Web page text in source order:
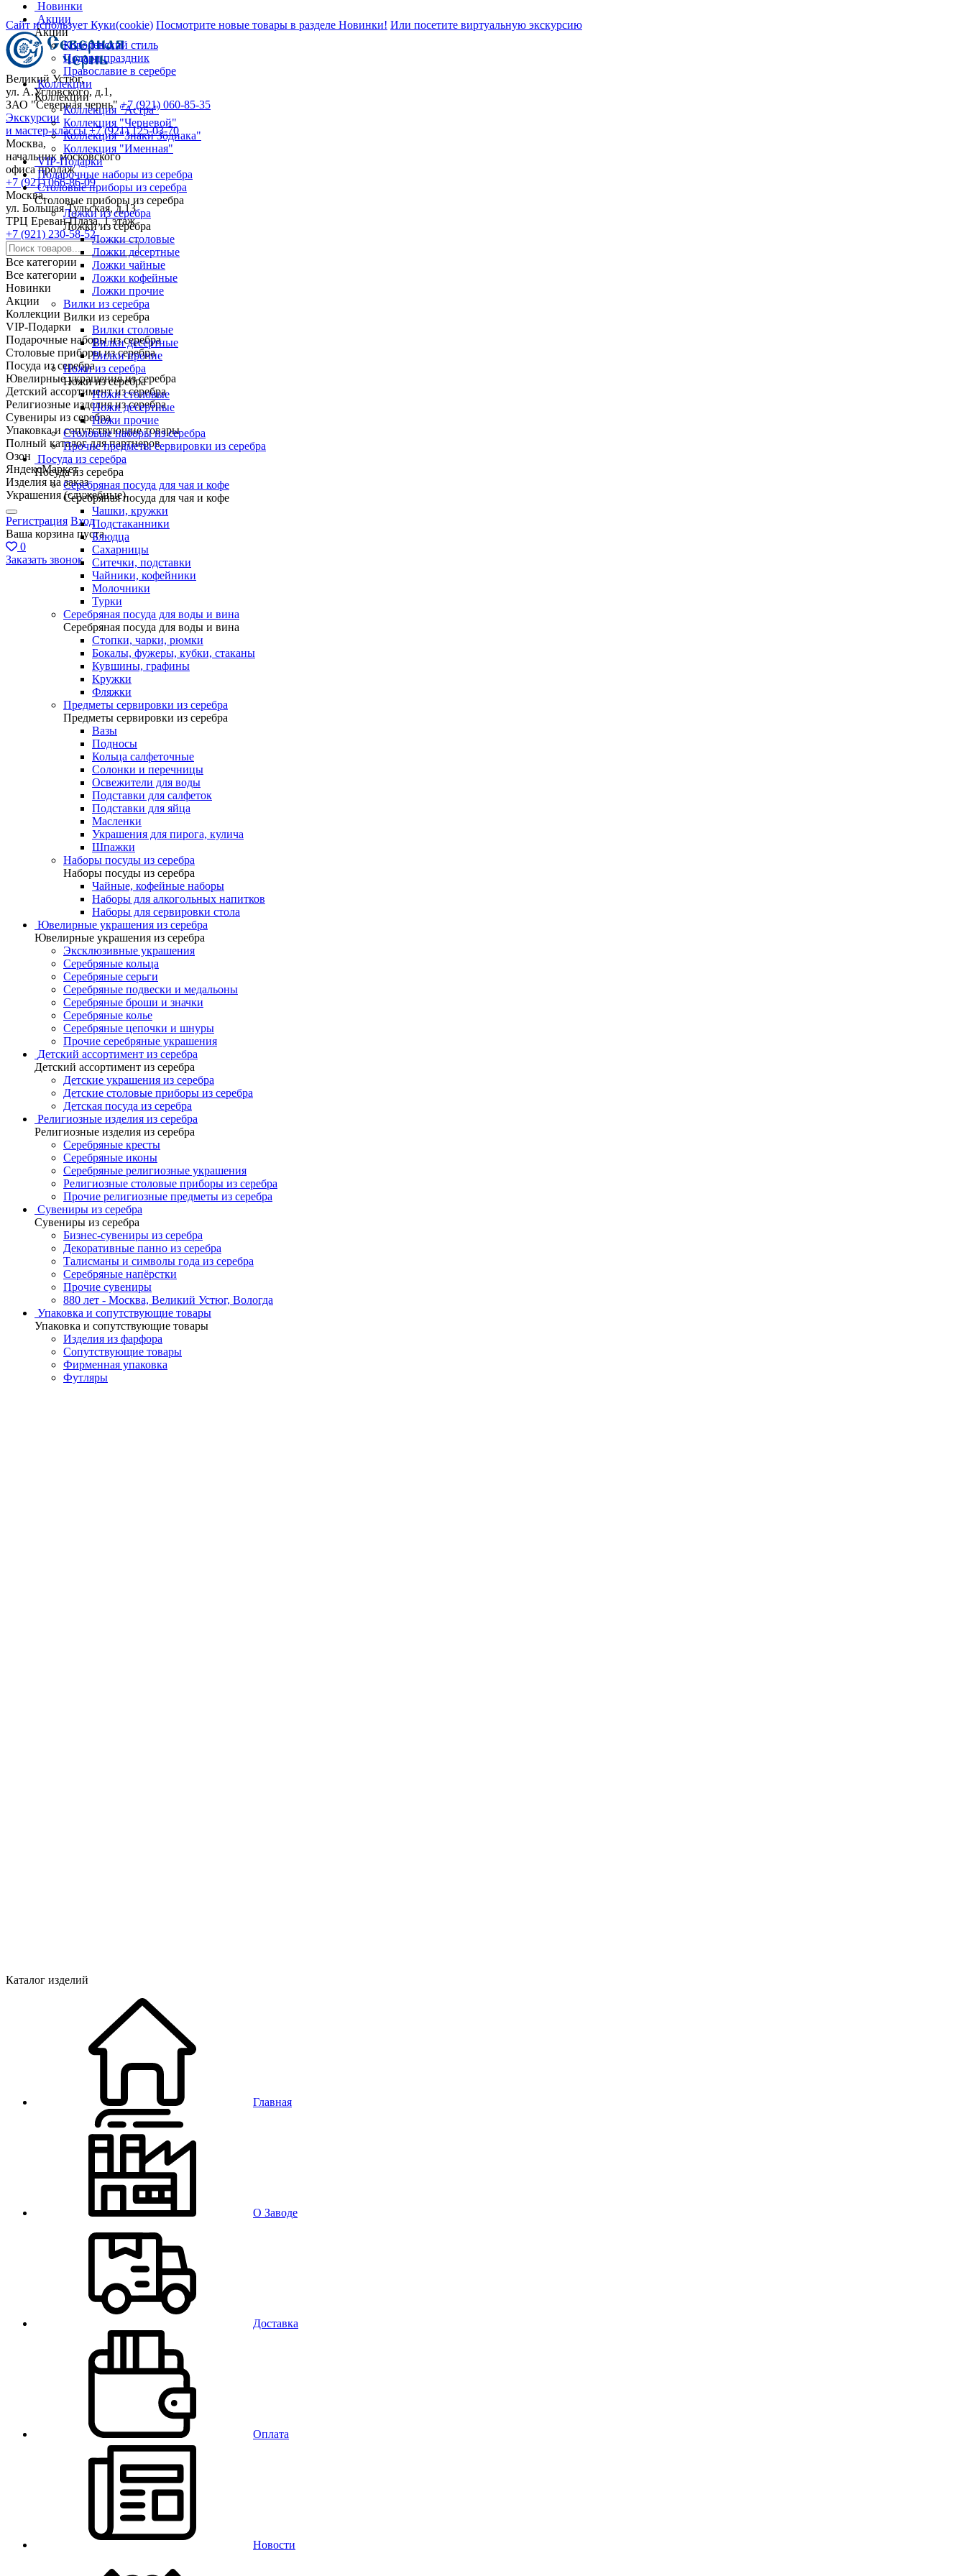
Сайт использует Куки(cookie) Посмотрите новые товары в разделе Новинки! Или посетите виртуальную экскурсию
Великий Устюг,
ул. А.Угловского, д.1,
ЗАО "Северная чернь"+7 (921) 060-85-35
Экскурсии
и мастер-классы +7 (921) 125-03-70
Москва,
начальник московского
офиса продаж
+7 (921) 066-86-09
Москва,
ул. Большая Тульская, д.13
ТРЦ Ереван Плаза, 1 этаж
+7 (921) 230-58-52
Все категории
Все категории
Новинки
Акции
Коллекции
VIP-Подарки
Подарочные наборы из серебра
Столовые приборы из серебра
Посуда из серебра
Ювелирные украшения из серебра
Детский ассортимент из серебра
Религиозные изделия из серебра
Сувениры из серебра
Упаковка и сопутствующие товары
Полный каталог для партнеров
Озон
ЯндексМаркет
Изделия на заказ
Украшения (служебные)
Регистрация Вход
Ваша корзина пуста
0
Заказать звонок
Новинки
Акции
Акции
Королевский стиль
Подари праздник
Православие в серебре
Коллекции
Коллекции
Коллекция "Астра"
Коллекция "Черневой"
Коллекция "Знаки Зодиака"
Коллекция "Именная"
VIP-Подарки
Подарочные наборы из серебра
Столовые приборы из серебра
Столовые приборы из серебра
Ложки из серебра
Ложки из серебра
Ложки столовые
Ложки десертные
Ложки чайные
Ложки кофейные
Ложки прочие
Вилки из серебра
Вилки из серебра
Вилки столовые
Вилки десертные
Вилки прочие
Ножи из серебра
Ножи из серебра
Ножи столовые
Ножи десертные
Ножи прочие
Столовые наборы из серебра
Прочие предметы сервировки из серебра
Посуда из серебра
Посуда из серебра
Серебряная посуда для чая и кофе
Серебряная посуда для чая и кофе
Чашки, кружки
Подстаканники
Блюдца
Сахарницы
Ситечки, подставки
Чайники, кофейники
Молочники
Турки
Серебряная посуда для воды и вина
Серебряная посуда для воды и вина
Стопки, чарки, рюмки
Бокалы, фужеры, кубки, стаканы
Кувшины, графины
Кружки
Фляжки
Предметы сервировки из серебра
Предметы сервировки из серебра
Вазы
Подносы
Кольца салфеточные
Солонки и перечницы
Освежители для воды
Подставки для салфеток
Подставки для яйца
Масленки
Украшения для пирога, кулича
Шпажки
Наборы посуды из серебра
Наборы посуды из серебра
Чайные, кофейные наборы
Наборы для алкогольных напитков
Наборы для сервировки стола
Ювелирные украшения из серебра
Ювелирные украшения из серебра
Эксклюзивные украшения
Серебряные кольца
Серебряные серьги
Серебряные подвески и медальоны
Серебряные броши и значки
Серебряные колье
Серебряные цепочки и шнуры
Прочие серебряные украшения
Детский ассортимент из серебра
Детский ассортимент из серебра
Детские украшения из серебра
Детские столовые приборы из серебра
Детская посуда из серебра
Религиозные изделия из серебра
Религиозные изделия из серебра
Серебряные кресты
Серебряные иконы
Серебряные религиозные украшения
Религиозные столовые приборы из серебра
Прочие религиозные предметы из серебра
Сувениры из серебра
Сувениры из серебра
Бизнес-сувениры из серебра
Декоративные панно из серебра
Талисманы и символы года из серебра
Серебряные напёрстки
Прочие сувениры
880 лет - Москва, Великий Устюг, Вологда
Упаковка и сопутствующие товары
Упаковка и сопутствующие товары
Изделия из фарфора
Сопутствующие товары
Фирменная упаковка
Футляры
Каталог изделий
Главная
О Заводе
Доставка
Оплата
Новости